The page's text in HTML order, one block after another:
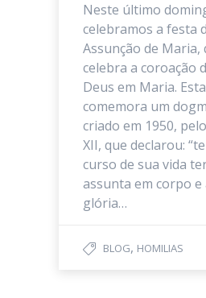
Neste último
celebramos a festa
Assunção de Maria,
celebra a coroação
Deus em Maria.
comemora um
criado em 1950,
XII, que declarou:
curso de sua vida
assunta em corpo e
glória…
BLOG, HOMILIAS